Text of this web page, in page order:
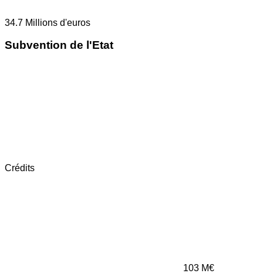
34.7 Millions d'euros
Subvention de l'Etat
Crédits
103 M€